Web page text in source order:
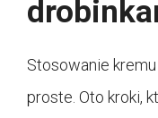
Stosowanie
proste. Oto kroki,